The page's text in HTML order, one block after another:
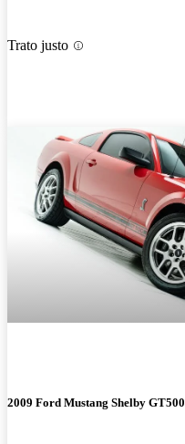
Trato justo
2009 Ford Mustang Shelby GT500